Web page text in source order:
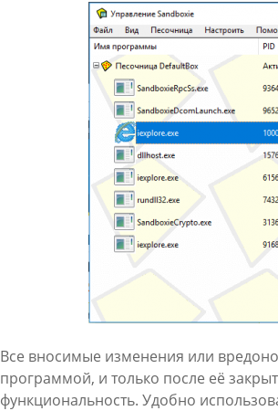
Все вносимые изменения или
программой, и только после её
функциональность. Удобно